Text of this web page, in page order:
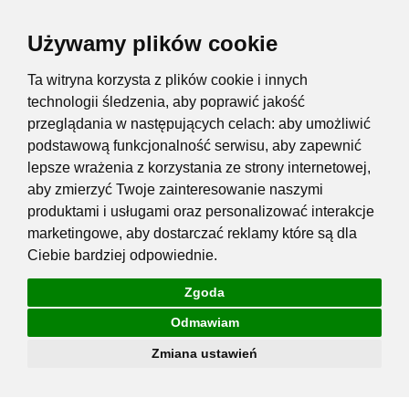
Używamy plików cookie
Ta witryna korzysta z plików cookie i innych
technologii śledzenia, aby poprawić jakość
przeglądania w następujących celach: aby umożliwić
podstawową funkcjonalność serwisu, aby zapewnić
lepsze wrażenia z korzystania ze strony internetowej,
aby zmierzyć Twoje zainteresowanie naszymi
produktami i usługami oraz personalizować interakcje
marketingowe, aby dostarczać reklamy które są dla
Ciebie bardziej odpowiednie.
Zgoda
Odmawiam
Zmiana ustawień